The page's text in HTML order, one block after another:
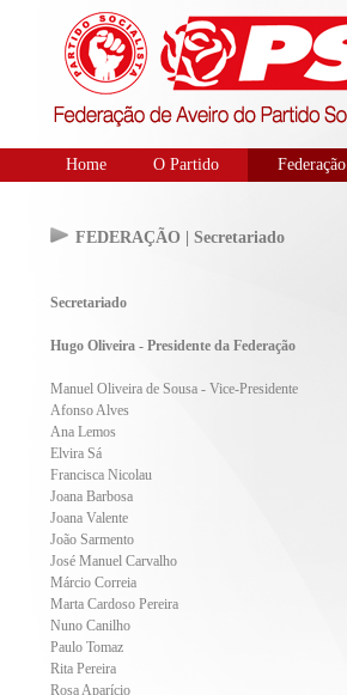
Home O Partido Federação
FEDERAÇÃO | Secretariado
Secretariado
Hugo Oliveira - Presidente da Federação
Manuel Oliveira de Sousa - Vice-Presidente
Afonso Alves
Ana Lemos
Elvira Sá
Francisca Nicolau
Joana Barbosa
Joana Valente
João Sarmento
José Manuel Carvalho
Márcio Correia
Marta Cardoso Pereira
Nuno Canilho
Paulo Tomaz
Rita Pereira
Rosa Aparício